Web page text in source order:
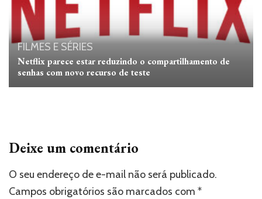
FILMES E SÉRIES
Netflix parece estar reduzindo o compartilhamento de
senhas com novo recurso de teste
Deixe um comentário
O seu endereço de e-mail não será publicado.
Campos obrigatórios são marcados com *